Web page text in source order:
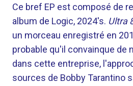
Ce bref EP est composé de
album de Logic, 2024's. Ultra
un morceau enregistré en
probable qu'il convainque de
dans cette entreprise,
sources de Bobby Tarantino